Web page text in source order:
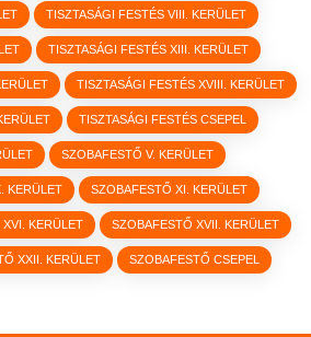
TISZTASÁGI FESTÉS VIII. KERÜLET
TISZTASÁGI FESTÉS XIII. KERÜLET
TISZTASÁGI FESTÉS XVIII. KERÜLET
TISZTASÁGI FESTÉS CSEPEL
SZOBAFESTŐ V. KERÜLET
KERÜLET SZOBAFESTŐ XI. KERÜLET
KERÜLET SZOBAFESTŐ XVII. KERÜLET
XXII. KERÜLET SZOBAFESTŐ CSEPEL